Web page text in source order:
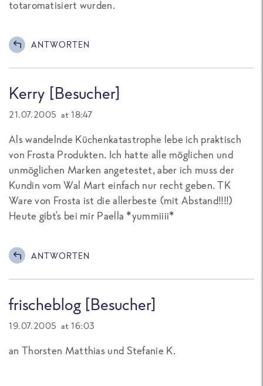
totaromatisiert wurden.
ANTWORTEN
Kerry [Besucher]
21.07.2005 at 18:47
Als wandelnde Küchenkatastrophe lebe ich praktisch
von Frosta Produkten. Ich hatte alle möglichen und
unmöglichen Marken angetestet, aber ich muss der
Kundin vom Wal Mart einfach nur recht geben. TK
Ware von Frosta ist die allerbeste (mit Abstand!!!!)
Heute gibt's bei mir Paella *yummiiii*
ANTWORTEN
frischeblog [Besucher]
19.07.2005 at 16:03
an Thorsten Matthias und Stefanie K.